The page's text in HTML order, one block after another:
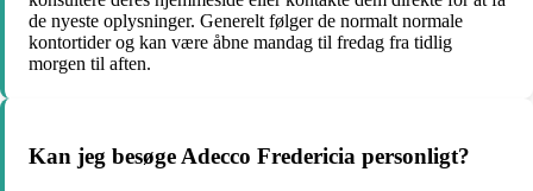
de nyeste oplysninger. Generelt følger de normalt normale
kontortider og kan være åbne mandag til fredag ​​fra tidlig
morgen til aften.
Kan jeg besøge Adecco Fredericia personligt?